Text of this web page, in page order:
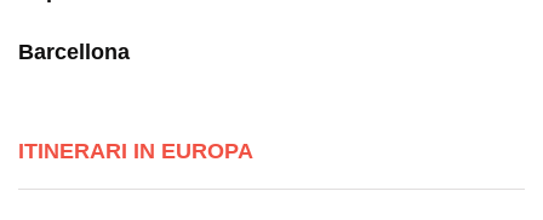
Barcellona
ITINERARI IN EUROPA